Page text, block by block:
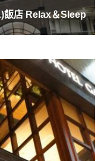
飯店 Relax＆Sleep